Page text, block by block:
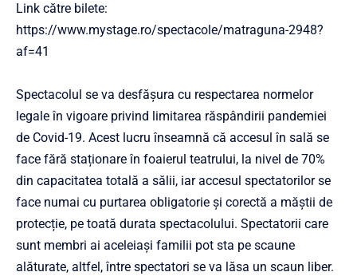
Link către bilete:
https://www.mystage.ro/spectacole/matraguna-2948?
af=41
Spectacolul se va desfășura cu respectarea normelor
legale în vigoare privind limitarea răspândirii pandemiei
de Covid-19. Acest lucru înseamnă că accesul în sală se
face fără staționare în foaierul teatrului, la nivel de 70%
din capacitatea totală a sălii, iar accesul spectatorilor se
face numai cu purtarea obligatorie și corectă a măștii de
protecție, pe toată durata spectacolului. Spectatorii care
sunt membri ai aceleiași familii pot sta pe scaune
alăturate, altfel, între spectatori se va lăsa un scaun liber.